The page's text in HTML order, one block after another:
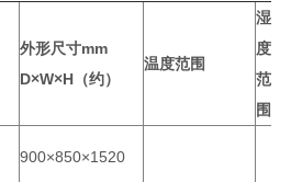
外形尺寸mm
D×W×H（约）
温度范围
湿
度
范
围
900×850×1520